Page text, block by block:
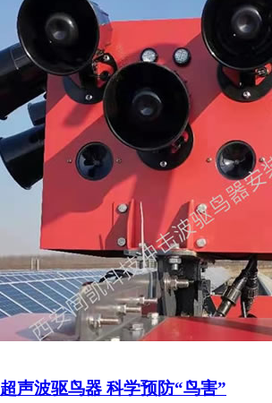
超声波驱鸟器 科学预防“鸟害”